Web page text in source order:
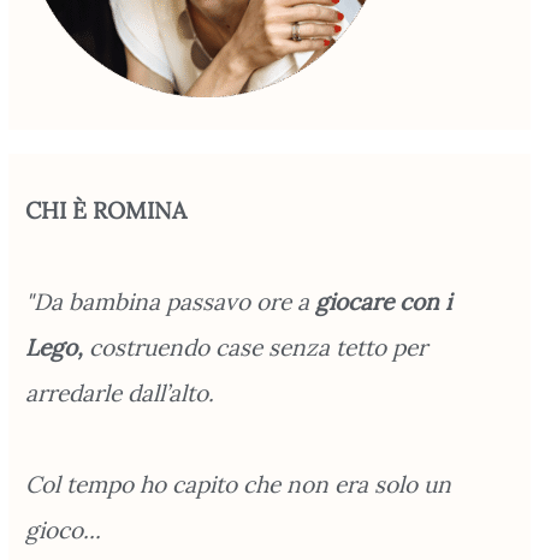
CHI È ROMINA
"Da bambina passavo ore a giocare con i
Lego, costruendo case senza tetto per
arredarle dall’alto.
Col tempo ho capito che non era solo un
gioco...